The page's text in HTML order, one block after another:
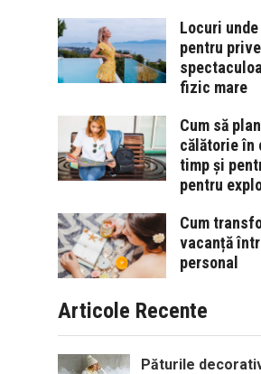
Locuri
pentru
fizic mare
Cum să
călătorie în
timp și
pentru
Cum
vacanță
personal
Articole Recente
Păturile